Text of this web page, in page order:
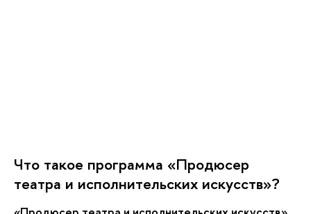
Что такое программа «Продюсер
театра и исполнительских искусств»?